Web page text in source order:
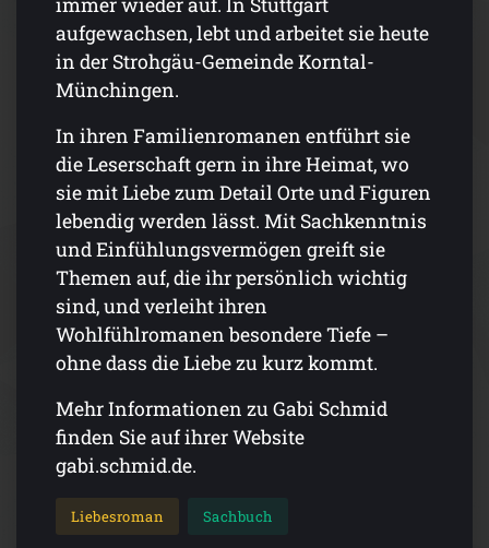
immer wieder auf. In Stuttgart
aufgewachsen, lebt und arbeitet sie heute
in der Strohgäu-Gemeinde Korntal-
Münchingen.
In ihren Familienromanen entführt sie
die Leserschaft gern in ihre Heimat, wo
sie mit Liebe zum Detail Orte und Figuren
lebendig werden lässt. Mit Sachkenntnis
und Einfühlungsvermögen greift sie
Themen auf, die ihr persönlich wichtig
sind, und verleiht ihren
Wohlfühlromanen besondere Tiefe –
ohne dass die Liebe zu kurz kommt.
Mehr Informationen zu Gabi Schmid
finden Sie auf ihrer Website
gabi.schmid.de.
Liebesroman Sachbuch